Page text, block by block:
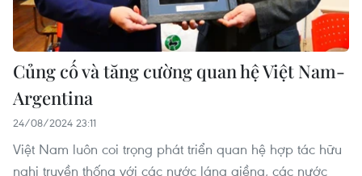
Củng cố và tăng cường quan hệ Việt Nam-
Argentina
24/08/2024 23:11
Việt Nam luôn coi trọng phát triển quan hệ hợp tác hữu
nghị truyền thống với các nước láng giềng, các nước